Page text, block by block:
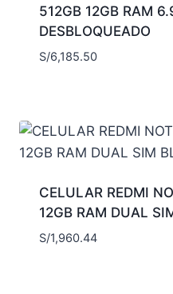
512GB 12GB RAM
DESBLOQUEADO
S/6,185.50
CELULAR REDMI
12GB RAM DUAL
S/1,960.44